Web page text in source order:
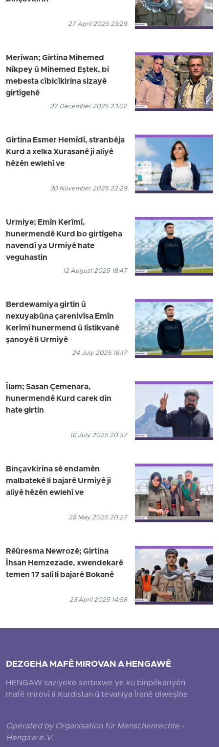
27 April 2025 23:29
Merîwan; Girtina Mihemed
Nîkpey û Mihemed Eştek, bi
mebesta cîbicîkirina sizayê
girtîgehê
27 December 2025 23:02
Girtina Esmer Hemîdî, stranbêja
Kurd a xelka Xurasanê ji aliyê
hêzên ewlehî ve
30 November 2025 22:29
Urmiye; Emîn Kerîmî,
hunermendê Kurd bo girtîgeha
navendî ya Urmiyê hate
veguhastin
12 August 2025 18:47
Berdewamiya girtin û
nexuyabûna çarenivîsa Emîn
Kerîmî hunermend û lîstikvanê
şanoyê li Urmiyê
24 July 2025 16:17
Îlam; Sasan Çemenara,
hunermendê Kurd carek din
hate girtin
16 July 2025 20:57
Binçavkirina sê endamên
malbatekê li bajarê Urmiyê ji
aliyê hêzên ewlehî ve
28 May 2025 20:27
Rêûresma Newrozê; Girtina
Îhsan Hemzezade, xwendekarê
temen 17 salî li bajarê Bokanê
23 April 2025 14:58
DEZGEHA MAFÊ MIROVAN A HENGAWÊ
HENGAW saziyeke serbixwe ye ku binpêkariyên
mafê mirovî li Kurdistan û tevahiya Îranê diweşîne
Operated by Organisation für Menschenrechte -
Hengaw e.V.